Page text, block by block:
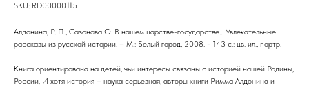
SKU: RD00000115
Алдонина, Р. П., Сазонова О. В нашем царстве-государстве... Увлекательные
рассказы из русской истории. – М.: Белый город, 2008. - 143 с.: цв. ил., портр.
Книга ориентирована на детей, чьи интересы связаны с историей нашей Родины,
России. И хотя история – наука серьезная, авторы книги Римма Алдонина и